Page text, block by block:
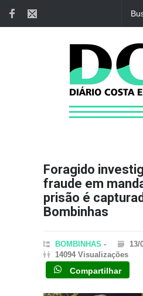
Foragido
fraude em
prisão é
Bombinhas
BOMBINHAS -
13/
14094 Visualizações
Compartilhar